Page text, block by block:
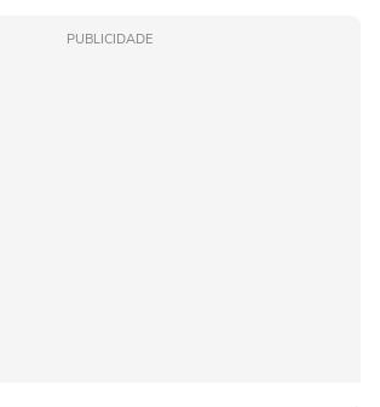
PUBLICIDADE